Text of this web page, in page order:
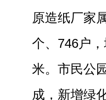
原造纸厂家
个、746户
米。市民公
成，新增绿